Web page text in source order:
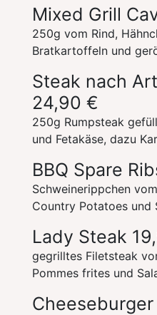
Mixed Grill
250g vom Rind,
Bratkartoffeln und
Steak nach
24,90 €
250g Rumpsteak
und Fetakäse, dazu
BBQ Spare
Schweinerippchen
Country Potatoes und
Lady Steak
gegrilltes Filetsteak
Pommes frites und
Cheeseburger